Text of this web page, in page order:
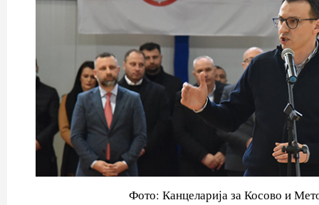
Фото: Канцеларија за Косово и